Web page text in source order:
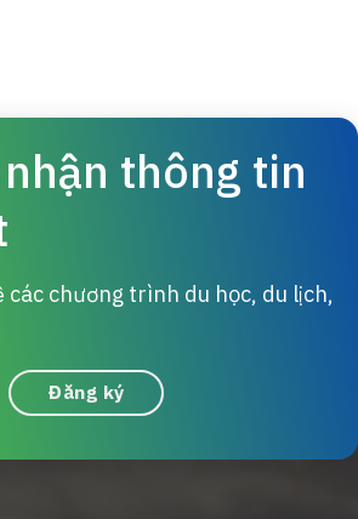
thông tin
các chương trình du học, du lịch,
Đăng ký